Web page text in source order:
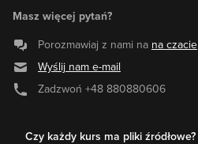
Masz więcej pytań?
Porozmawiaj z nami na na czacie
Wyślij nam e-mail
Zadzwoń +48 880880606
Czy każdy kurs ma pliki źródłowe?